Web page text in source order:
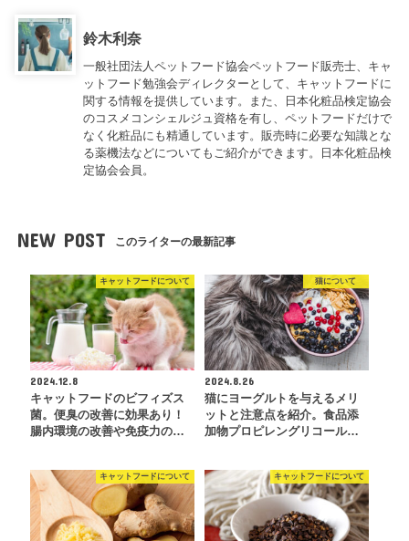
鈴木利奈
一般社団法人ペットフード協会ペットフード販売士、キャ
ットフード勉強会ディレクターとして、キャットフードに
関する情報を提供しています。また、日本化粧品検定協会
のコスメコンシェルジュ資格を有し、ペットフードだけで
なく化粧品にも精通しています。販売時に必要な知識とな
る薬機法などについてもご紹介ができます。日本化粧品検
定協会会員。
NEW POST このライターの最新記事
キャットフードについて
2024.12.8
キャットフードのビフィズス
菌。便臭の改善に効果あり！
腸内環境の改善や免疫力の…
猫について
2024.8.26
猫にヨーグルトを与えるメリ
ットと注意点を紹介。食品添
加物プロピレングリコール…
キャットフードについて キャットフードについて